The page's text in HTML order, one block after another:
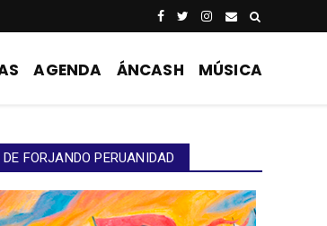
AGENDA ÁNCASH MÚSICA
FORJANDO PERUANIDAD